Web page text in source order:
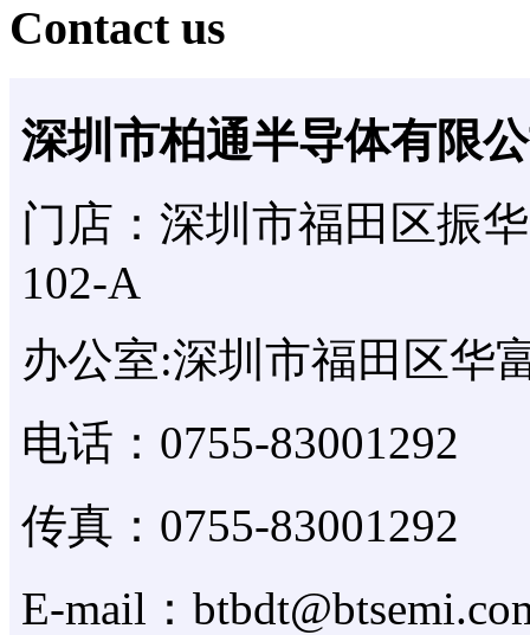
Contact us
深圳市柏通半导体有限
门店：深圳市福田区振
102-A
办公室:深圳市福田区华
电话：0755-83001292
传真：0755-83001292
E-mail：